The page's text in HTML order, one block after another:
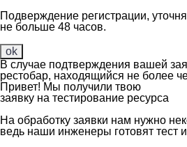
Подверждение регистрации,
не больше 48 часов.
ok
В случае подтверждения вашей
рестобар, находящийся не более
Привет! Мы получили твою
заявку на тестирование ресурса
На обработку заявки нам нужно
ведь наши инженеры готовят тест